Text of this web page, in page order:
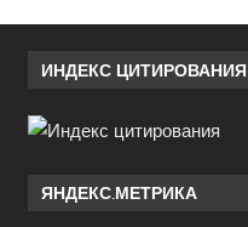
ИНДЕКС ЦИТИРОВАНИЯ
ЯНДЕКС.МЕТРИКА